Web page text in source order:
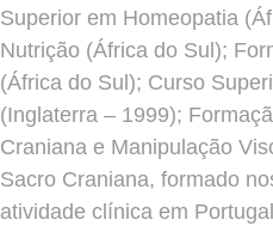
Superior em Homeopatia
Nutrição (África do Sul);
(África do Sul); Curso
(Inglaterra – 1999);
Craniana e Manipulação
Sacro Craniana, formado
atividade clínica em